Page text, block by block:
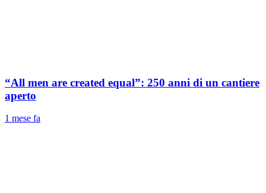
“All men are created equal”: 250 anni di un cantiere
aperto
1 mese fa